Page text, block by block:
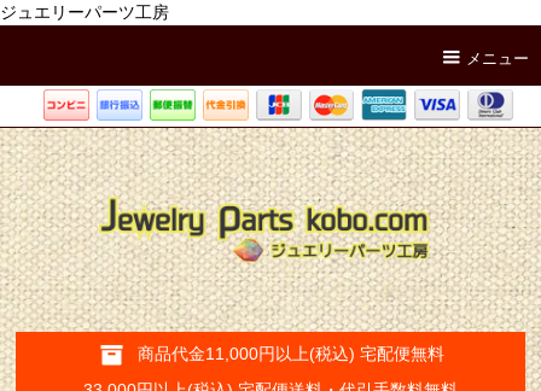
ジュエリーパーツ工房
メニュー
商品代金11,000円以上(税込) 宅配便無料